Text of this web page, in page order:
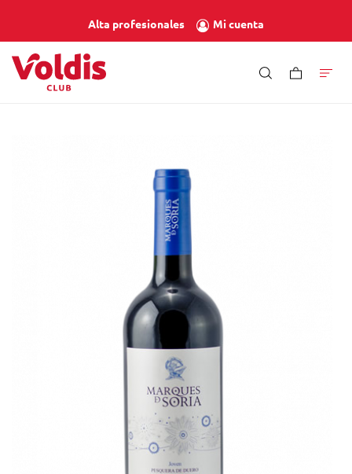
Alta profesionales Mi cuenta